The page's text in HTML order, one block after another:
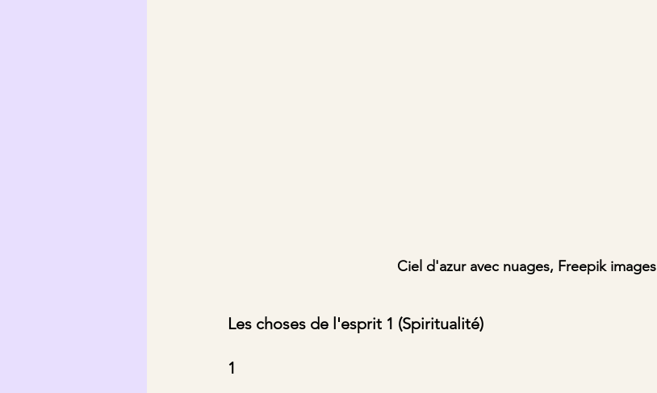
Ciel d'azur avec nuages, Freepik images
Les choses de l'esprit 1 (Spiritualité)
1